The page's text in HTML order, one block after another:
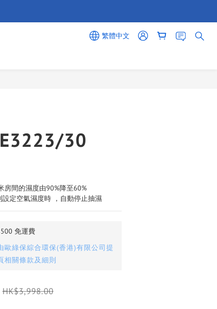
繁體中文
30
房間的濕度由90%降至60%
定空氣濕度時 ，自動停止抽濕
免運費
歐綠保綜合環保(香港)有限公司提
相關條款及細則
HK$3,998.00